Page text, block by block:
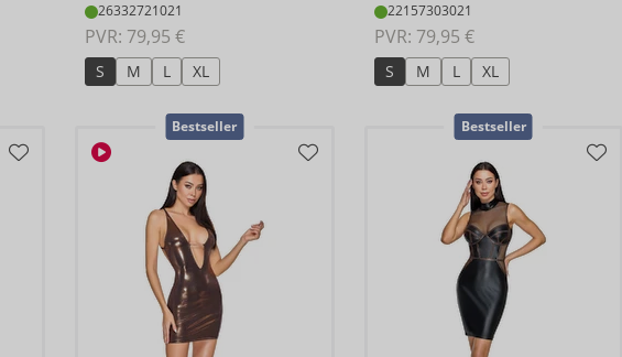
26332721021
PVR: 79,95 €
S M L XL
22157303021
PVR: 79,95 €
S M L XL
Bestseller Bestseller